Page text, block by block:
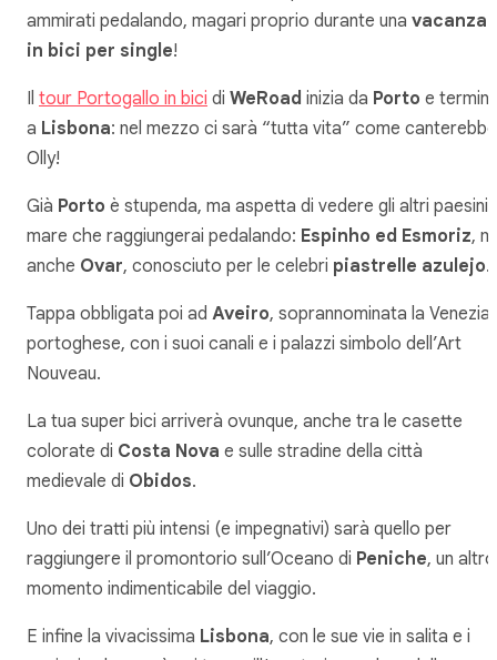
ammirati pedalando, magari proprio durante una vacanza
in bici per single!
Il tour Portogallo in bici di WeRoad inizia da Porto e
a Lisbona: nel mezzo ci sarà “tutta vita” come canterebbe
Olly!
Già Porto è stupenda, ma aspetta di vedere gli altri paesini
mare che raggiungerai pedalando: Espinho ed Esmoriz,
anche Ovar, conosciuto per le celebri piastrelle azulejo.
Tappa obbligata poi ad Aveiro, soprannominata la Venezia
portoghese, con i suoi canali e i palazzi simbolo dell’Art
Nouveau.
La tua super bici arriverà ovunque, anche tra le casette
colorate di Costa Nova e sulle stradine della città
medievale di Obidos.
Uno dei tratti più intensi (e impegnativi) sarà quello per
raggiungere il promontorio sull’Oceano di Peniche, un altro
momento indimenticabile del viaggio.
E infine la vivacissima Lisbona, con le sue vie in salita e i